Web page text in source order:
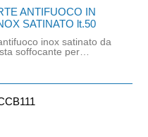
ANTIFUOCO IN
SATINATO lt.50
inox satinato da
soffocante per
accidentale e dona
Altezza*Esterno Ø
60 cm e h minima 80